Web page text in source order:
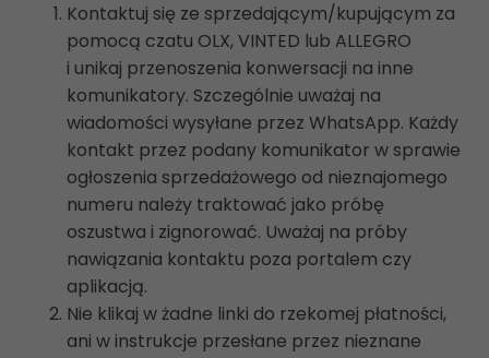
Kontaktuj się ze sprzedającym/kupującym za
pomocą czatu OLX, VINTED lub ALLEGRO
i unikaj przenoszenia konwersacji na inne
komunikatory. Szczególnie uważaj na
wiadomości wysyłane przez WhatsApp. Każdy
kontakt przez podany komunikator w sprawie
ogłoszenia sprzedażowego od nieznajomego
numeru należy traktować jako próbę
oszustwa i zignorować. Uważaj na próby
nawiązania kontaktu poza portalem czy
aplikacją.
Nie klikaj w żadne linki do rzekomej płatności,
ani w instrukcje przesłane przez nieznane